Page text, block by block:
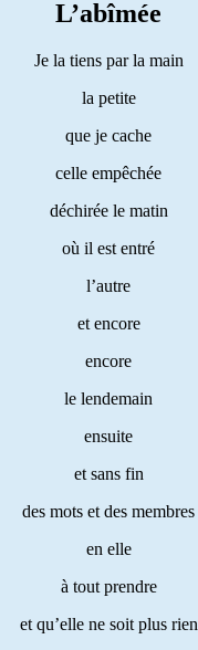
L’abîmée
Je la tiens par la main
la petite
que je cache
celle empêchée
déchirée le matin
où il est entré
l’autre
et encore
encore
le lendemain
ensuite
et sans fin
des mots et des membres
en elle
à tout prendre
et qu’elle ne soit plus rien